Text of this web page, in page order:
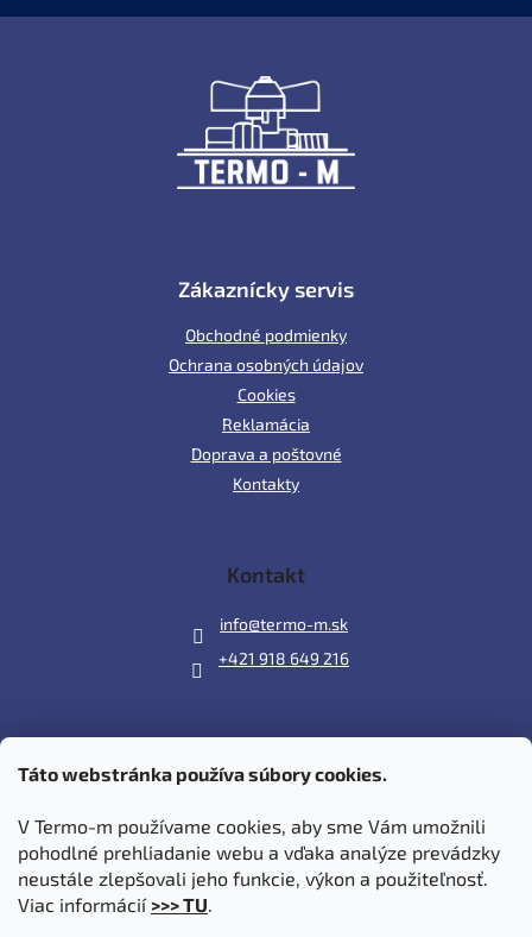
Táto webstránka používa súbory cookies.
V Termo-m používame cookies, aby sme Vám umožnili
pohodlné prehliadanie webu a vďaka analýze prevádzky
neustále zlepšovali jeho funkcie, výkon a použiteľnosť.
Viac informácií >>> TU.
Zákaznícky servis
Obchodné podmienky
Ochrana osobných údajov
Cookies
Reklamácia
Doprava a poštovné
Kontakty
Kontakt
info@termo-m.sk
+421 918 649 216
Prijímame online platby